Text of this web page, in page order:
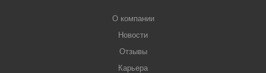
О компании
Новости
Отзывы
Карьера